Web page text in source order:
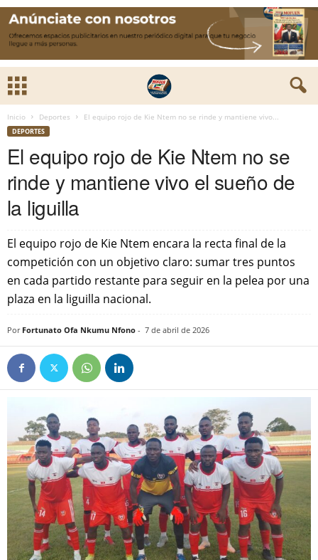
Inicio Deportes El equipo rojo de Kie Ntem no se rinde y mantiene vivo...
DEPORTES
El equipo rojo de Kie Ntem no se
rinde y mantiene vivo el sueño de
la liguilla
El equipo rojo de Kie Ntem encara la recta final de la
competición con un objetivo claro: sumar tres puntos
en cada partido restante para seguir en la pelea por una
plaza en la liguilla nacional.
Por Fortunato Ofa Nkumu Nfono - 7 de abril de 2026